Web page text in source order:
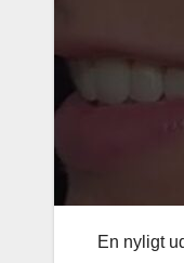
En nyligt